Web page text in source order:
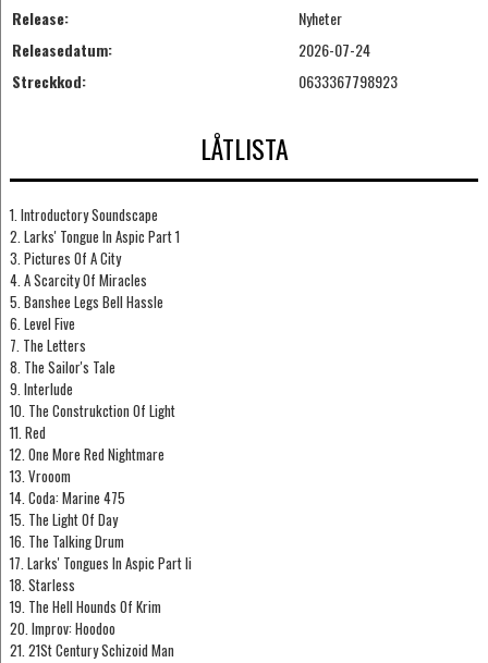
Release:
Nyheter
Releasedatum:
2026-07-24
Streckkod:
0633367798923
LÅTLISTA
1. Introductory Soundscape
2. Larks' Tongue In Aspic Part 1
3. Pictures Of A City
4. A Scarcity Of Miracles
5. Banshee Legs Bell Hassle
6. Level Five
7. The Letters
8. The Sailor's Tale
9. Interlude
10. The Construkction Of Light
11. Red
12. One More Red Nightmare
13. Vrooom
14. Coda: Marine 475
15. The Light Of Day
16. The Talking Drum
17. Larks' Tongues In Aspic Part Ii
18. Starless
19. The Hell Hounds Of Krim
20. Improv: Hoodoo
21. 21St Century Schizoid Man